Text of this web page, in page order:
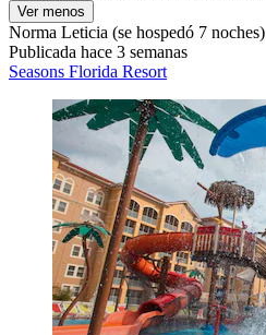
Ver menos
Norma Leticia (se hospedó 7 noches)
Publicada hace 3 semanas
Seasons Florida Resort